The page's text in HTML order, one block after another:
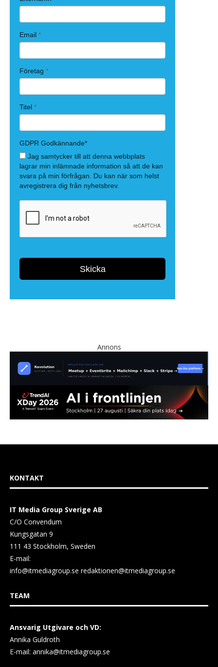
Annons
KONTAKT
IT Media Group Sverige AB
C/O Convendum
Kungsgatan 9
111 43 Stockholm, Sweden
E-mail:
info@itmediagroup.se redaktionen@itmediagroup.se
TEAM
Ansvarig Utgivare och VD:
Annika Guldroth
E-mail: annika@itmediagroup.se